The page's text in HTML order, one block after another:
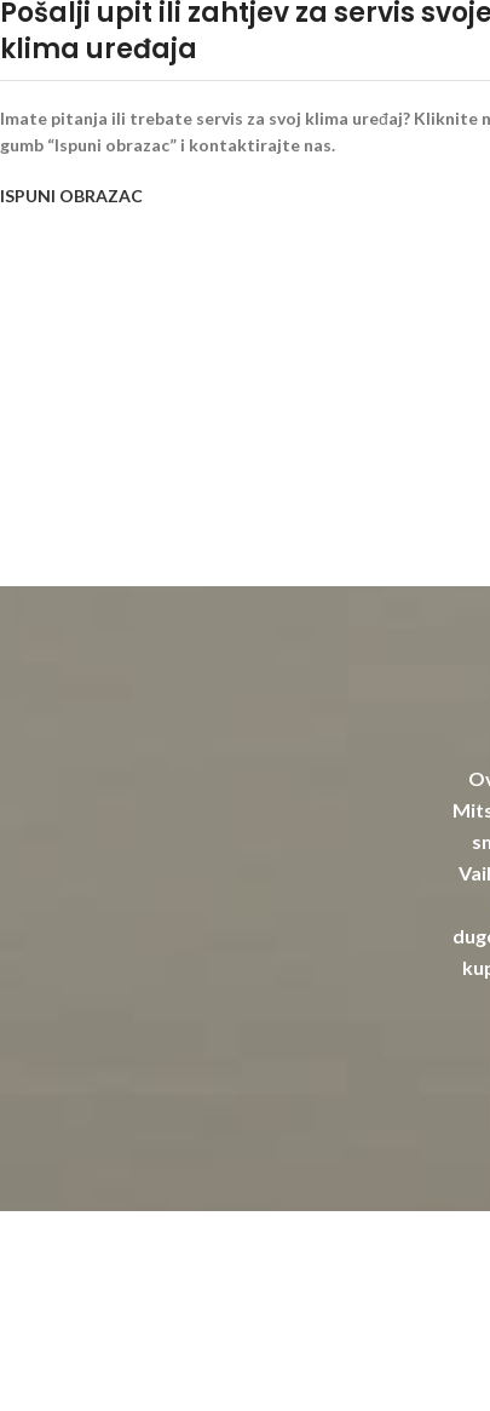
Pošalji upit ili zahtjev za servis
klima uređaja
Imate pitanja ili trebate servis za svoj klima uređaj? Kliknite
gumb “Ispuni obrazac” i kontaktirajte nas.
ISPUNI OBRAZAC